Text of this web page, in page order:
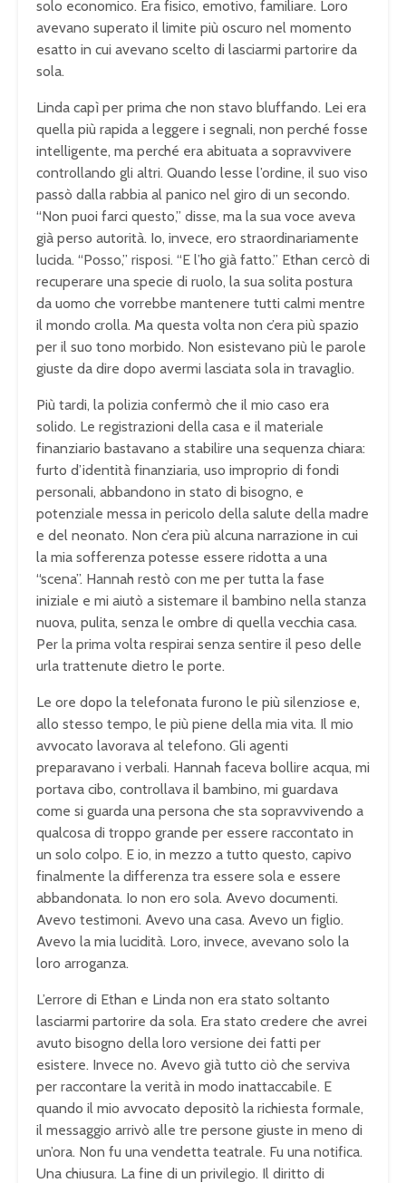
solo economico. Era fisico, emotivo, familiare. Loro
avevano superato il limite più oscuro nel momento
esatto in cui avevano scelto di lasciarmi partorire da
sola.
Linda capì per prima che non stavo bluffando. Lei era
quella più rapida a leggere i segnali, non perché fosse
intelligente, ma perché era abituata a sopravvivere
controllando gli altri. Quando lesse l’ordine, il suo viso
passò dalla rabbia al panico nel giro di un secondo.
“Non puoi farci questo,” disse, ma la sua voce aveva
già perso autorità. Io, invece, ero straordinariamente
lucida. “Posso,” risposi. “E l’ho già fatto.” Ethan cercò di
recuperare una specie di ruolo, la sua solita postura
da uomo che vorrebbe mantenere tutti calmi mentre
il mondo crolla. Ma questa volta non c’era più spazio
per il suo tono morbido. Non esistevano più le parole
giuste da dire dopo avermi lasciata sola in travaglio.
Più tardi, la polizia confermò che il mio caso era
solido. Le registrazioni della casa e il materiale
finanziario bastavano a stabilire una sequenza chiara:
furto d’identità finanziaria, uso improprio di fondi
personali, abbandono in stato di bisogno, e
potenziale messa in pericolo della salute della madre
e del neonato. Non c’era più alcuna narrazione in cui
la mia sofferenza potesse essere ridotta a una
“scena”. Hannah restò con me per tutta la fase
iniziale e mi aiutò a sistemare il bambino nella stanza
nuova, pulita, senza le ombre di quella vecchia casa.
Per la prima volta respirai senza sentire il peso delle
urla trattenute dietro le porte.
Le ore dopo la telefonata furono le più silenziose e,
allo stesso tempo, le più piene della mia vita. Il mio
avvocato lavorava al telefono. Gli agenti
preparavano i verbali. Hannah faceva bollire acqua, mi
portava cibo, controllava il bambino, mi guardava
come si guarda una persona che sta sopravvivendo a
qualcosa di troppo grande per essere raccontato in
un solo colpo. E io, in mezzo a tutto questo, capivo
finalmente la differenza tra essere sola e essere
abbandonata. Io non ero sola. Avevo documenti.
Avevo testimoni. Avevo una casa. Avevo un figlio.
Avevo la mia lucidità. Loro, invece, avevano solo la
loro arroganza.
L’errore di Ethan e Linda non era stato soltanto
lasciarmi partorire da sola. Era stato credere che avrei
avuto bisogno della loro versione dei fatti per
esistere. Invece no. Avevo già tutto ciò che serviva
per raccontare la verità in modo inattaccabile. E
quando il mio avvocato depositò la richiesta formale,
il messaggio arrivò alle tre persone giuste in meno di
un’ora. Non fu una vendetta teatrale. Fu una notifica.
Una chiusura. La fine di un privilegio. Il diritto di